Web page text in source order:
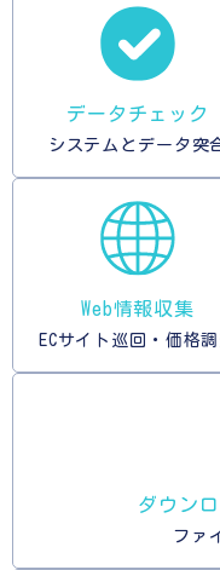
データチェック
システムとデータ突
Web情報収集
ECサイト巡回・価格
ダウン
ファ